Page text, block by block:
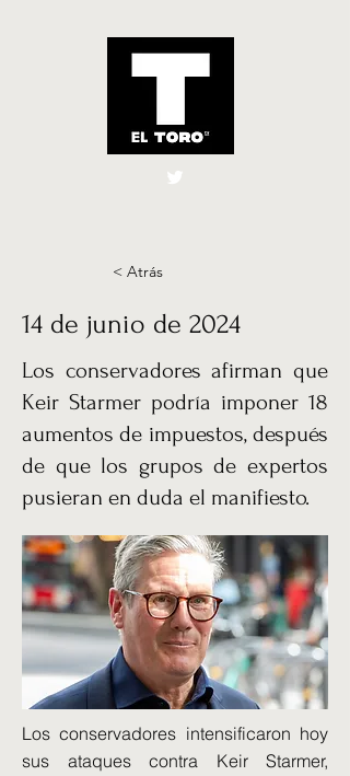
El Toro España
< Atrás
14 de junio de 2024
Los conservadores afirman que
Keir Starmer podría imponer 18
aumentos de impuestos, después
de que los grupos de expertos
pusieran en duda el manifiesto.
Los conservadores intensificaron hoy
sus ataques contra Keir Starmer,